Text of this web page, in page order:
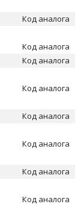
Код аналога
Код аналога
Код аналога
Код аналога
Код аналога
Код аналога
Код аналога
Код аналога